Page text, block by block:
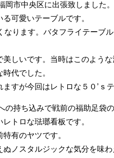
市中央区に出張致しました
可愛いテーブルです。
ります。バタフライテーブ
しいです。当時はこのよう
代でした。
すが今回はレトロな５０’ｓ
持ち込みで戦前の福助足袋
トロな琺瑯看板です。
有のヤツです。
ノスタルジックな気分を味わ